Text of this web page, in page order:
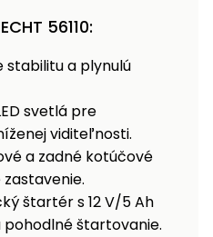
56110:
stabilitu a plynulú
svetlá pre
viditeľnosti.
a zadné kotúčové
štartér s 12 V/5 Ah
štartovanie.